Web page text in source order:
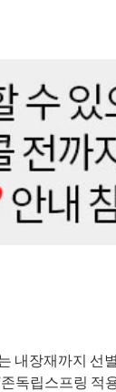
내장재까지 선
독립스프링 적